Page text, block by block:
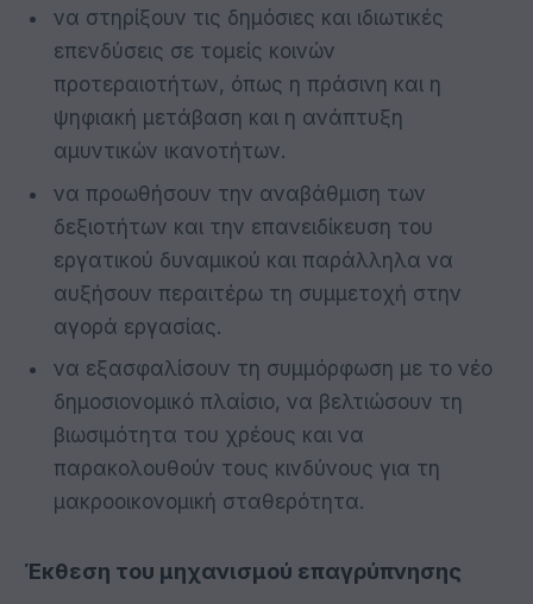
να στηρίξουν τις δημόσιες και ιδιωτικές
επενδύσεις σε τομείς κοινών
προτεραιοτήτων, όπως η πράσινη και η
ψηφιακή μετάβαση και η ανάπτυξη
αμυντικών ικανοτήτων.
να προωθήσουν την αναβάθμιση των
δεξιοτήτων και την επανειδίκευση του
εργατικού δυναμικού και παράλληλα να
αυξήσουν περαιτέρω τη συμμετοχή στην
αγορά εργασίας.
να εξασφαλίσουν τη συμμόρφωση με το νέο
δημοσιονομικό πλαίσιο, να βελτιώσουν τη
βιωσιμότητα του χρέους και να
παρακολουθούν τους κινδύνους για τη
μακροοικονομική σταθερότητα.
Έκθεση του μηχανισμού επαγρύπνησης